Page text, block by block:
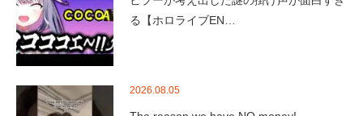
る【ホロライブEN…
2026.08.05